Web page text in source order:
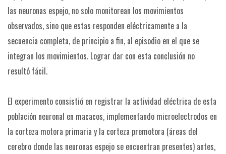
las neuronas espejo, no solo monitorean los movimientos
observados, sino que estas responden eléctricamente a la
secuencia completa, de principio a fin, al episodio en el que se
integran los movimientos. Lograr dar con esta conclusión no
resultó fácil.
El experimento consistió en registrar la actividad eléctrica de esta
población neuronal en macacos, implementando microelectrodos en
la corteza motora primaria y la corteza premotora (áreas del
cerebro donde las neuronas espejo se encuentran presentes) antes,